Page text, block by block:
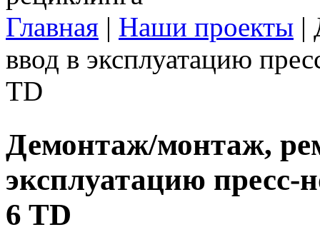
Вы здесь
Главная | Наши проекты |
ввод в эксплуатацию
TD
Демонтаж/монтаж,
эксплуатацию
6 TD